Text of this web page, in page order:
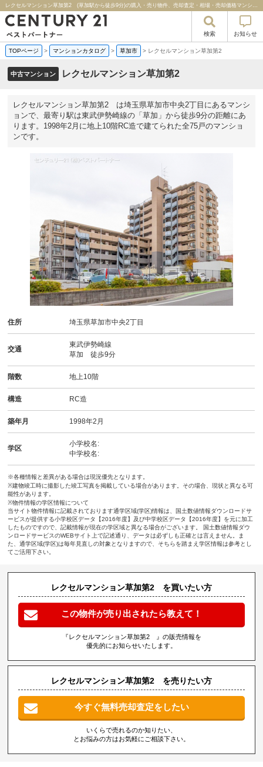
レクセルマンション草加第2 (草加駅から徒歩9分)の購入・売り物件、売却査定・相場・売却価格マンション情報｜センチュリー２１ベストパートナー
検索 お知らせ
TOPページ > マンションカタログ > 草加市 > レクセルマンション草加第2
中古マンション レクセルマンション草加第2
レクセルマンション草加第2 は埼玉県草加市中央2丁目にあるマンシ
ョンで、最寄り駅は東武伊勢崎線の「草加」から徒歩9分の距離にあ
ります。1998年2月に地上10階RC造で建てられた全75戸のマンショ
ンです。
住所 埼玉県草加市中央2丁目
交通
東武伊勢崎線
草加 徒歩9分
階数 地上10階
構造 RC造
築年月 1998年2月
学区
小学校名:
中学校名:
※各種情報と差異がある場合は現況優先となります。
※建物竣工時に撮影した竣工写真を掲載している場合があります。その場合、現状と異なる可
能性があります。
※物件情報の学区情報について
当サイト物件情報に記載されております通学区域(学区)情報は、国土数値情報ダウンロードサ
ービスが提供する小学校区データ【2016年度】及び中学校区データ【2016年度】を元に加工
したものですので、記載情報が現在の学区域と異なる場合がございます。 国土数値情報ダウ
ンロードサービスのWEBサイト上で記述通り、データは必ずしも正確とは言えません。ま
た、通学区域(学区)は毎年見直しの対象となりますので、そちらを踏まえ学区情報は参考とし
てご活用下さい。
レクセルマンション草加第2 を買いたい方
この物件が売り出されたら教えて！
『レクセルマンション草加第2 』の販売情報を
優先的にお知らせいたします。
レクセルマンション草加第2 を売りたい方
今すぐ無料売却査定をしたい
いくらで売れるのか知りたい、
とお悩みの方はお気軽にご相談下さい。